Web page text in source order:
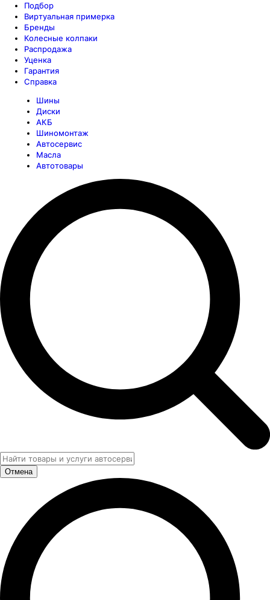
Подбор
Виртуальная примерка
Бренды
Колесные колпаки
Распродажа
Уценка
Гарантия
Справка
Шины
Диски
АКБ
Шиномонтаж
Автосервис
Масла
Автотовары
Отмена